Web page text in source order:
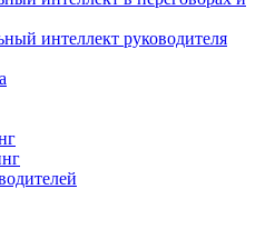
интеллект руководителя